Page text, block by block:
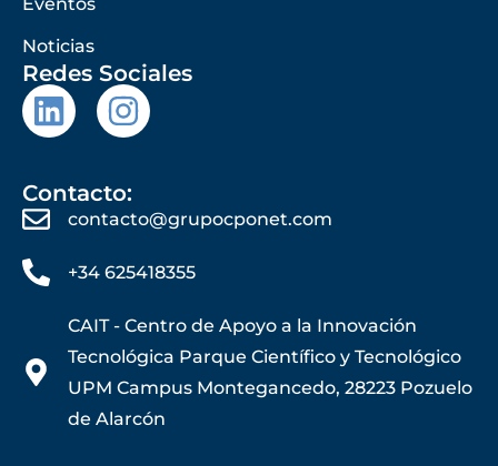
Noticias
Redes Sociales
Contacto:
contacto@grupocponet.com
+34 625418355
CAIT - Centro de Apoyo a la Innovación
Tecnológica Parque Científico y Tecnológico
UPM Campus Montegancedo, 28223 Pozuelo
de Alarcón